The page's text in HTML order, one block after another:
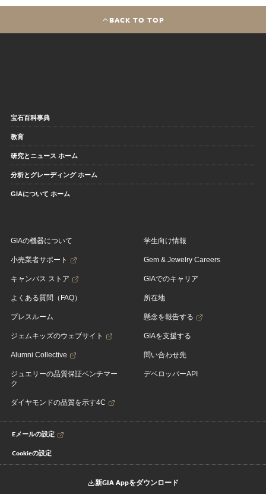
BACK TO TOP
宝石百科事典
教育
研究とニュース ホーム
分析とグレーディング ホーム
GIAについて ホーム
GIAの機器について
小売業者サポート
キャンパス ストア
よくある質問（FAQ）
プレスルーム
ジェムキッズのウェブサイト
Alumni Collective
ジュエリーの品質保証ベンチマー
ク
ダイヤモンドの品質を示す4C
学生向け情報
Gem & Jewelry Careers
GIAでのキャリア
所在地
懸念を報告する
GIAを支援する
問い合わせ先
デベロッパーAPI
Eメールの設定
Cookieの設定
新GIA Appをダウンロード